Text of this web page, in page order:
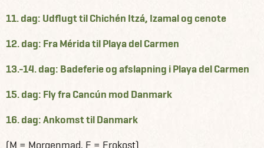
11. dag: Udflugt til Chichén Itzá, Izamal og cenote
12. dag: Fra Mérida til Playa del Carmen
13.-14. dag: Badeferie og afslapning i Playa del Carmen
15. dag: Fly fra Cancún mod Danmark
16. dag: Ankomst til Danmark
(M = Morgenmad, F = Frokost)